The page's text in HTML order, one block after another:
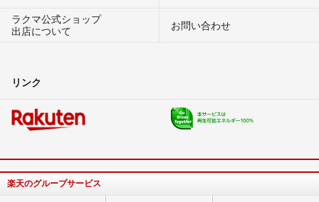
ラクマ公式ショップ
出店について
お問い合わせ
リンク
楽天のグループサービス